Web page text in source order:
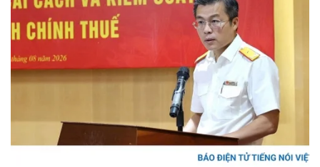
Quân sự - Quốc phòng